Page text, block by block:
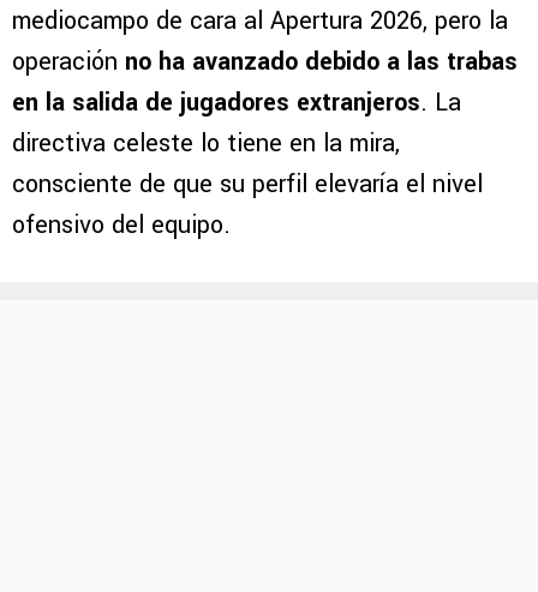
mediocampo de cara al Apertura 2026, pero la
operación no ha avanzado debido a las trabas
en la salida de jugadores extranjeros. La
directiva celeste lo tiene en la mira,
consciente de que su perfil elevaría el nivel
ofensivo del equipo.